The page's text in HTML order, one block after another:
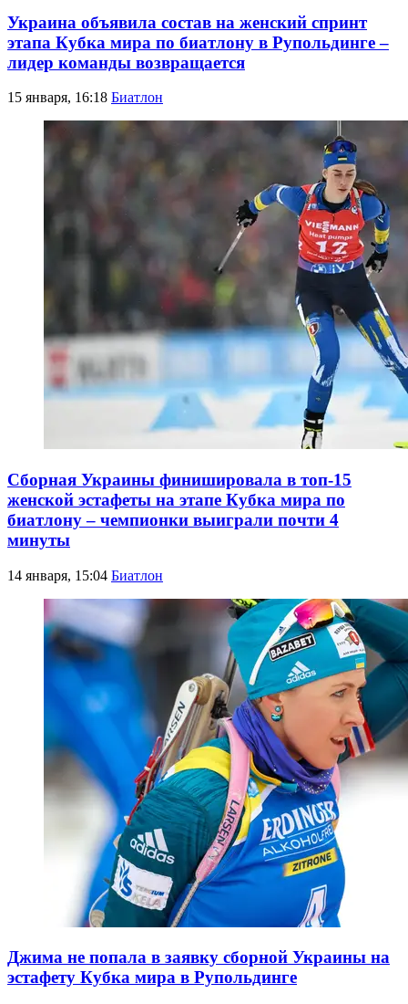
Украина объявила состав на женский спринт
этапа Кубка мира по биатлону в Рупольдинге –
лидер команды возвращается
15 января, 16:18 Биатлон
Сборная Украины финишировала в топ-15
женской эстафеты на этапе Кубка мира по
биатлону – чемпионки выиграли почти 4
минуты
14 января, 15:04 Биатлон
Джима не попала в заявку сборной Украины на
эстафету Кубка мира в Рупольдинге